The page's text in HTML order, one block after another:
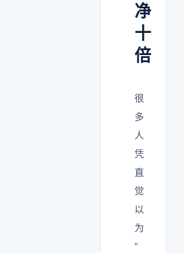
净
十
倍
很
多
人
凭
直
觉
以
为
”